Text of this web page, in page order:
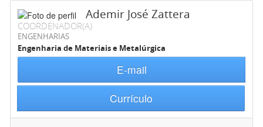
Ademir José Zattera
COORDENADOR(A)
ENGENHARIAS
Engenharia de Materiais e Metalúrgica
E-mail
Currículo